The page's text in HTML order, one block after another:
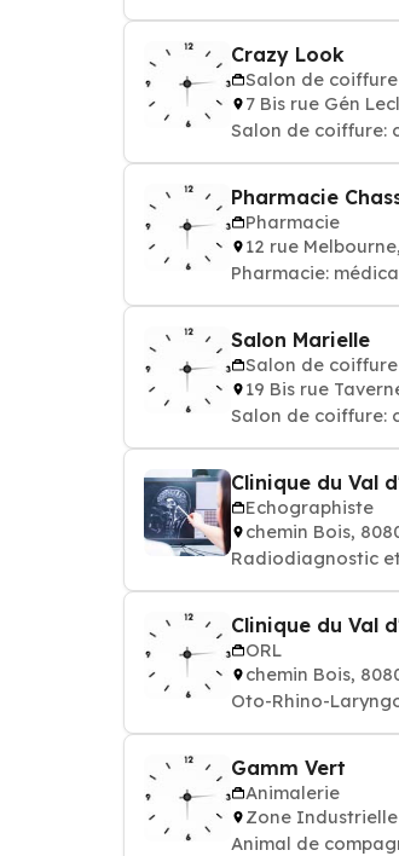
Crazy Look
Salon de coiffure
7 Bis rue Gén
Salon de coiffure:
Pharmacie
Pharmacie
12 rue
Pharmacie:
Salon Marielle
Salon de coiffure
19 Bis rue
Salon de coiffure:
Clinique du Val
Echographiste
chemin Bois,
Radiodiagnostic
Clinique du Val
ORL
chemin Bois,
Oto-Rhino-
Gamm Vert
Animalerie
Zone Industrielle
Animal de